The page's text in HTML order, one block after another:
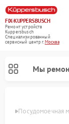
FIX-KUPPERSBUSCH
Ремонт устройств
Kuppersbusch
Специализированный
cервисный центр г.Москва
Мы
Посудомоечная